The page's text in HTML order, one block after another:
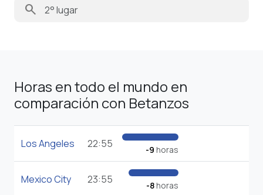
search
Horas en todo el mundo en
comparación con Betanzos
Los Angeles 22:55 -9 horas
Mexico City 23:55 -8horas